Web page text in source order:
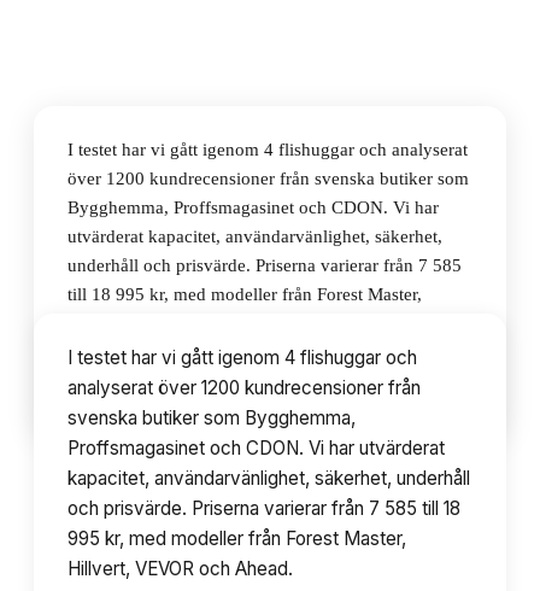
I testet har vi gått igenom 4 flishuggar och analyserat
över 1200 kundrecensioner från svenska butiker som
Bygghemma, Proffsmagasinet och CDON. Vi har
utvärderat kapacitet, användarvänlighet, säkerhet,
underhåll och prisvärde. Priserna varierar från 7 585
till 18 995 kr, med modeller från Forest Master,
Innehållsförteckning 9avsnitt
I testet har vi gått igenom 4 flishuggar och
analyserat över 1200 kundrecensioner från
svenska butiker som Bygghemma,
Proffsmagasinet och CDON. Vi har utvärderat
kapacitet, användarvänlighet, säkerhet, underhåll
och prisvärde. Priserna varierar från 7 585 till 18
995 kr, med modeller från Forest Master,
Hillvert, VEVOR och Ahead.